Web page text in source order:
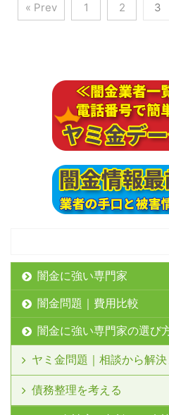
« Prev 1 2 3
闇金に強い専門家
闇金問題｜費用比較
闇金に強い専門家の選び
ヤミ金問題｜相談から解
債務整理を考える